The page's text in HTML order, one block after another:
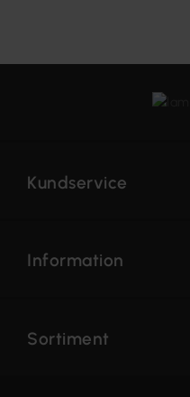
Kundservice
Information
Sortiment